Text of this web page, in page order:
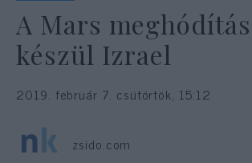
A Mars
készül Izrael
2019. február 7. csütörtök, 15:12
zsido.com